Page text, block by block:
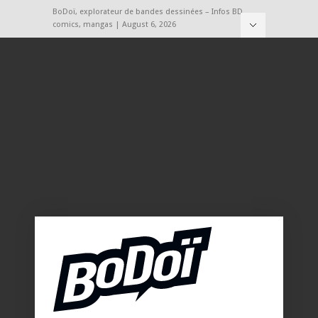
BoDoï, explorateur de bandes dessinées – Infos BD,
comics, mangas | August 6, 2026